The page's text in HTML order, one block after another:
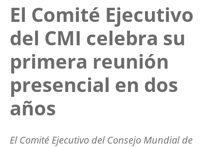
El Comité Ejecutivo
del CMI celebra su
primera reunión
presencial en dos
años
El Comité Ejecutivo del Consejo Mundial de